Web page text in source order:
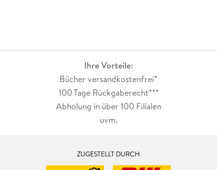
Ihre Vorteile:
Bücher versandkostenfrei*
100 Tage Rückgaberecht***
Abholung in über 100 Filialen
uvm.
ZUGESTELLT DURCH